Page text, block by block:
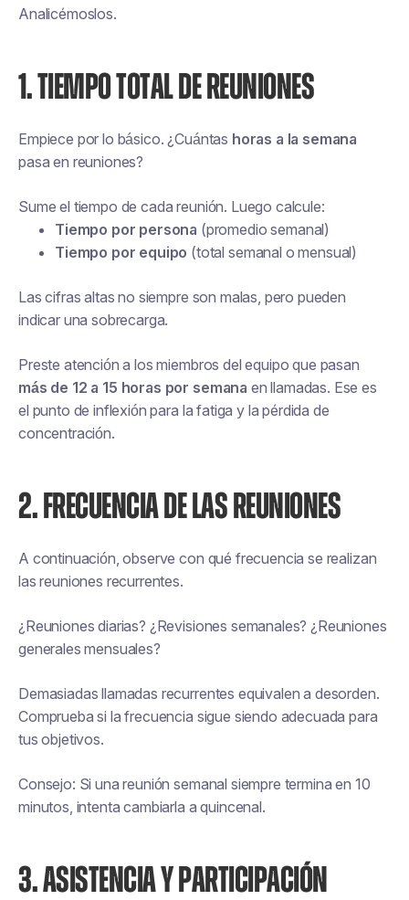
Analicémoslos.
1. TIEMPO TOTAL DE REUNIONES
Empiece por lo básico. ¿Cuántas horas a la semana
pasa en reuniones?
Sume el tiempo de cada reunión. Luego calcule:
Tiempo por persona (promedio semanal)
Tiempo por equipo (total semanal o mensual)
Las cifras altas no siempre son malas, pero pueden
indicar una sobrecarga.
Preste atención a los miembros del equipo que pasan
más de 12 a 15 horas por semana en llamadas. Ese es
el punto de inflexión para la fatiga y la pérdida de
concentración.
2. FRECUENCIA DE LAS REUNIONES
A continuación, observe con qué frecuencia se realizan
las reuniones recurrentes.
¿Reuniones diarias? ¿Revisiones semanales? ¿Reuniones
generales mensuales?
Demasiadas llamadas recurrentes equivalen a desorden.
Comprueba si la frecuencia sigue siendo adecuada para
tus objetivos.
Consejo: Si una reunión semanal siempre termina en 10
minutos, intenta cambiarla a quincenal.
3. ASISTENCIA Y PARTICIPACIÓN